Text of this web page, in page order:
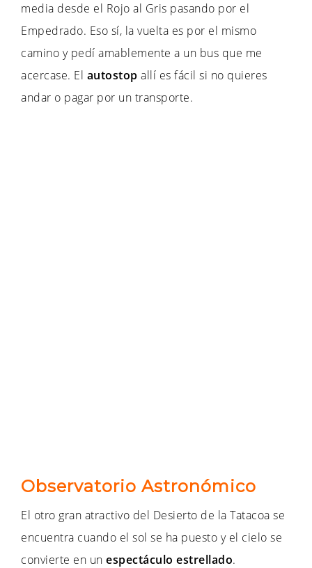
media desde el Rojo al Gris pasando por el
Empedrado. Eso sí, la vuelta es por el mismo
camino y pedí amablemente a un bus que me
acercase. El autostop allí es fácil si no quieres
andar o pagar por un transporte.
Observatorio Astronómico
El otro gran atractivo del Desierto de la Tatacoa se
encuentra cuando el sol se ha puesto y el cielo se
convierte en un espectáculo estrellado.